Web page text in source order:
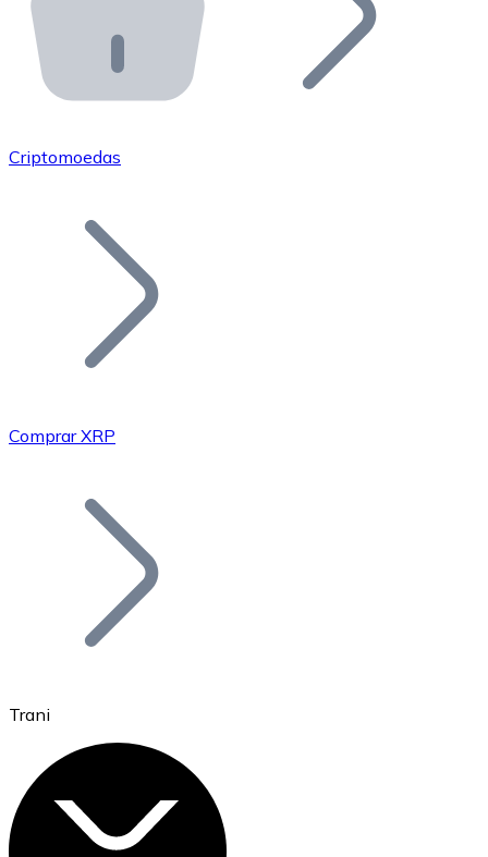
API Bitnovo
Integre nossa API no seu ecossistema.
Junte-se à nossa rede de revendedores e comercialize
Adicione o token do seu projeto ao nosso serviço de
Bitcoin
Ethereum
Criptomoedas
Comprar XRP
Trani